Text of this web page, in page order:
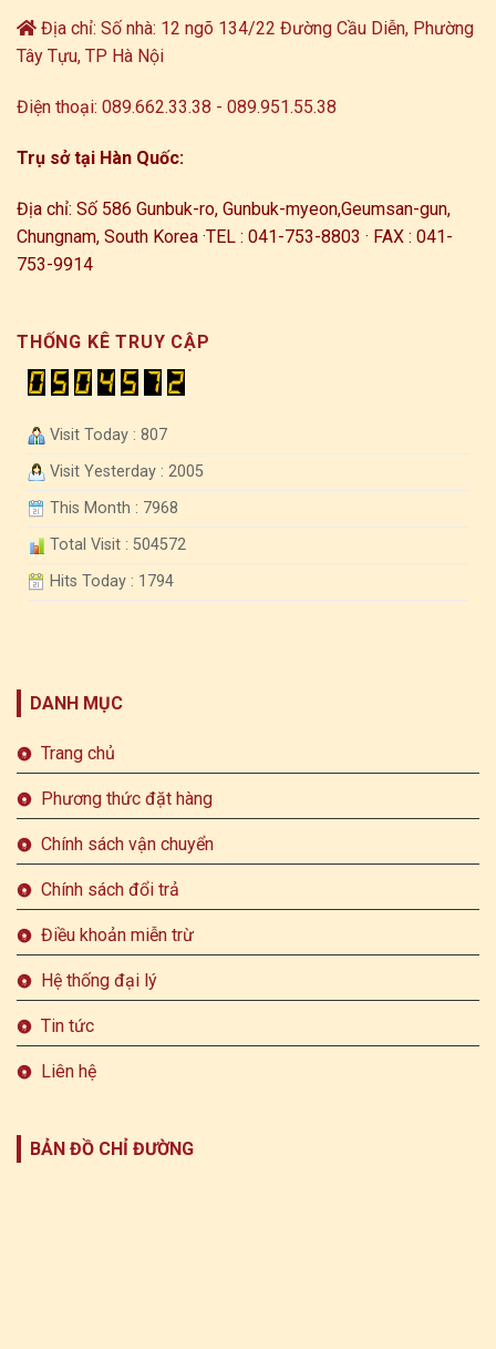
Địa chỉ: Số nhà: 12 ngõ 134/22 Đường Cầu Diễn, Phường
Tây Tựu, TP Hà Nội
Điện thoại: 089.662.33.38 - 089.951.55.38
Trụ sở tại Hàn Quốc:
Địa chỉ: Số 586 Gunbuk-ro, Gunbuk-myeon,Geumsan-gun,
Chungnam, South Korea ·TEL : 041-753-8803 · FAX : 041-
753-9914
THỐNG KÊ TRUY CẬP
Visit Today : 807
Visit Yesterday : 2005
This Month : 7968
Total Visit : 504572
Hits Today : 1794
DANH MỤC
Trang chủ
Phương thức đặt hàng
Chính sách vận chuyển
Chính sách đổi trả
Điều khoản miễn trừ
Hệ thống đại lý
Tin tức
Liên hệ
BẢN ĐỒ CHỈ ĐƯỜNG